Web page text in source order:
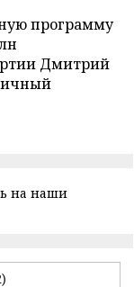
программу
Дмитрий
на наши